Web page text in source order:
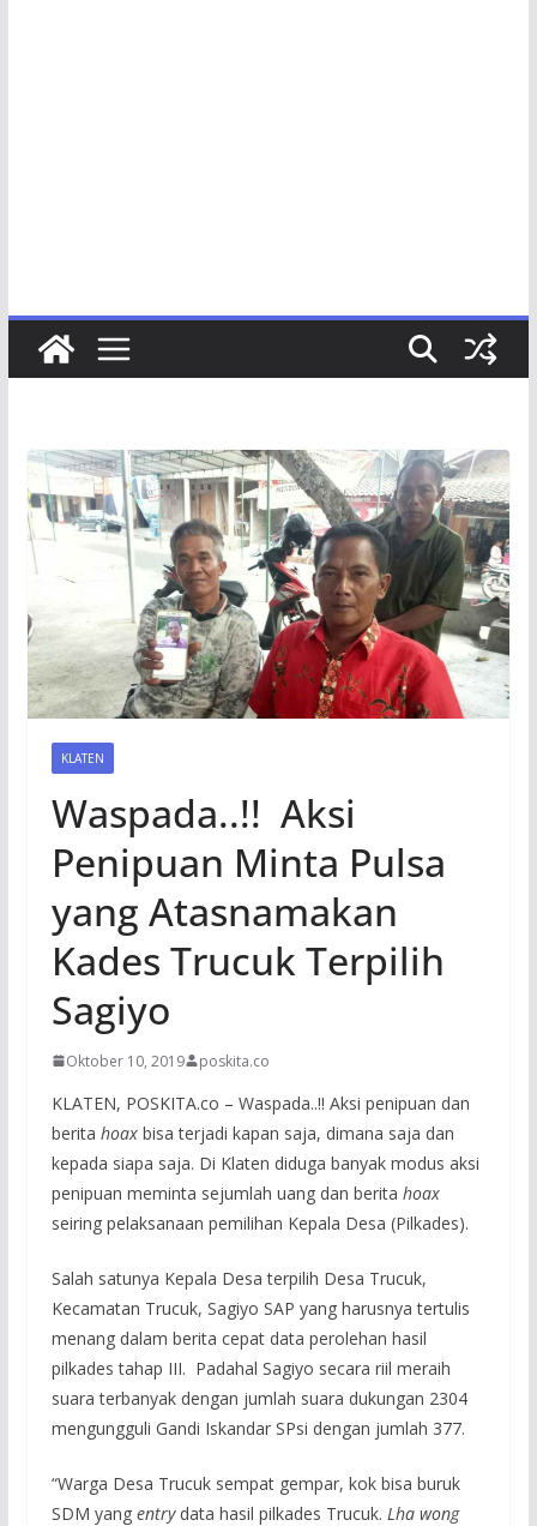
KLATEN
Waspada..!! Aksi
Penipuan Minta Pulsa
yang Atasnamakan
Kades Trucuk Terpilih
Sagiyo
Oktober 10, 2019 poskita.co
KLATEN, POSKITA.co – Waspada..!! Aksi penipuan dan
berita hoaxbisa terjadi kapan saja, dimana saja dan
kepada siapa saja. Di Klaten diduga banyak modus aksi
penipuan meminta sejumlah uang dan berita hoax
seiring pelaksanaan pemilihan Kepala Desa (Pilkades).
Salah satunya Kepala Desa terpilih Desa Trucuk,
Kecamatan Trucuk, Sagiyo SAP yang harusnya tertulis
menang dalam berita cepat data perolehan hasil
pilkades tahap III. Padahal Sagiyo secara riil meraih
suara terbanyak dengan jumlah suara dukungan 2304
mengungguli Gandi Iskandar SPsi dengan jumlah 377.
“Warga Desa Trucuk sempat gempar, kok bisa buruk
SDM yang entrydata hasil pilkades Trucuk. Lha wong